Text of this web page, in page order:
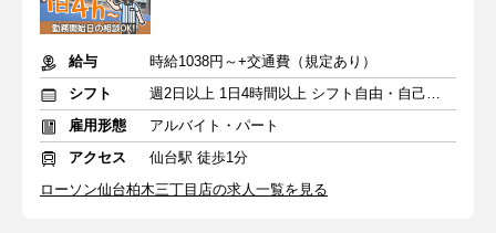
給与
時給1038円～+交通費（規定あり）
シフト
週2日以上 1日4時間以上 シフト自由・自己申告
雇用形態
アルバイト・パート
アクセス
仙台駅 徒歩1分
ローソン仙台柏木三丁目店の求人一覧を見る